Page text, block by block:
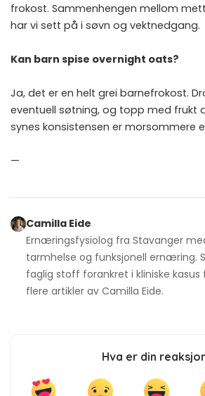
frokost. Sammenhengen mellom
har vi sett på i søvn og vektnedgang.
Kan barn spise overnight oats?
Ja, det er en helt grei barnefrokost.
eventuell søtning, og topp med frukt
synes konsistensen er morsommere
—
Camilla Eide
Ernæringsfysiolog fra Stavanger
tarmhelse og funksjonell ernæring.
faglig stoff forankret i kliniske kasus
flere artikler av Camilla Eide.
Hva er din